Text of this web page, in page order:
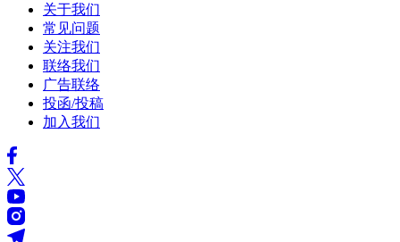
关于我们
常见问题
关注我们
联络我们
广告联络
投函/投稿
加入我们